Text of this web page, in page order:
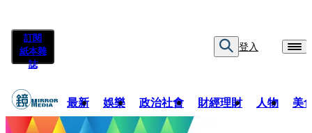
訂閱
紙本雜
誌
登入
最新 娛樂 政治社會 財經理財 人物 美